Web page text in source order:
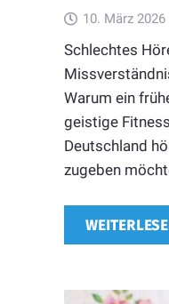
10. März 2026
Schlechtes
Warum ein
geistige
Deutschland
zugeben